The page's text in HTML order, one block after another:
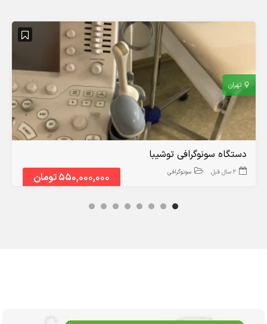
تهران
550,000,000 تومان
دستگاه سونوگرافی توشیبا
2 سال قبل سونوگرافی